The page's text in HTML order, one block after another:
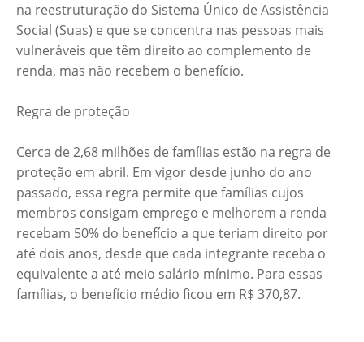
na reestruturação do Sistema Único de Assistência
Social (Suas) e que se concentra nas pessoas mais
vulneráveis que têm direito ao complemento de
renda, mas não recebem o benefício.
Regra de proteção
Cerca de 2,68 milhões de famílias estão na regra de
proteção em abril. Em vigor desde junho do ano
passado, essa regra permite que famílias cujos
membros consigam emprego e melhorem a renda
recebam 50% do benefício a que teriam direito por
até dois anos, desde que cada integrante receba o
equivalente a até meio salário mínimo. Para essas
famílias, o benefício médio ficou em R$ 370,87.